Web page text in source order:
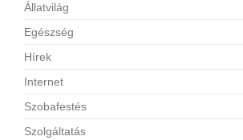
Állatvilág
Egészség
Hírek
Internet
Szobafestés
Szolgáltatás